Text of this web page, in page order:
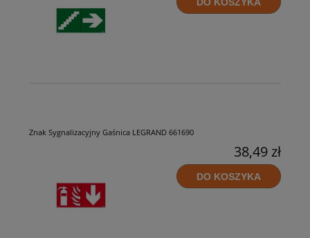
Znak Sygnalizacyjny Gaśnica LEGRAND 661690
38,49 zł
DO KOSZYKA